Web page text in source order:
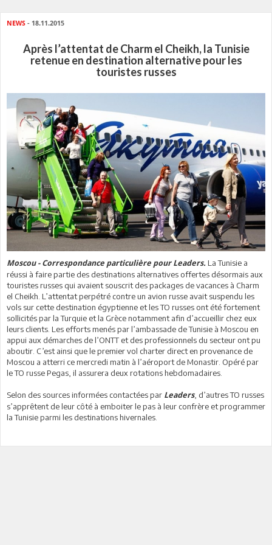
NEWS - 18.11.2015
Après l’attentat de Charm el Cheikh, la Tunisie
retenue en destination alternative pour les
touristes russes
Moscou - Correspondance particulière pour Leaders. La Tunisie a
réussi à faire partie des destinations alternatives offertes désormais aux
touristes russes qui avaient souscrit des packages de vacances à Charm
el Cheikh. L’attentat perpétré contre un avion russe avait suspendu les
vols sur cette destination égyptienne et les TO russes ont été fortement
sollicités par la Turquie et la Grèce notamment afin d’accueillir chez eux
leurs clients. Les efforts menés par l’ambassade de Tunisie à Moscou en
appui aux démarches de l’ONTT et des professionnels du secteur ont pu
aboutir. C’est ainsi que le premier vol charter direct en provenance de
Moscou a atterri ce mercredi matin à l’aéroport de Monastir. Opéré par
le TO russe Pegas, il assurera deux rotations hebdomadaires.
Selon des sources informées contactées par Leaders, d’autres TO russes
s’apprêtent de leur côté à emboiter le pas à leur confrère et programmer
la Tunisie parmi les destinations hivernales.